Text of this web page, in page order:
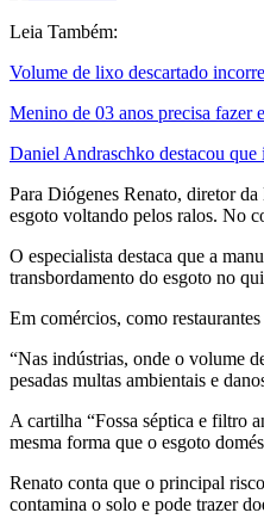
Leia Também:
Volume de lixo descartado
Menino de 03 anos precisa fazer
Daniel Andraschko destacou que
Para Diógenes Renato, diretor
esgoto voltando pelos ralos. No
O especialista destaca que a
transbordamento do esgoto no
Em comércios, como
“Nas indústrias, onde o volume
pesadas multas ambientais e
A cartilha “Fossa séptica e filtro
mesma forma que o esgoto
Renato conta que o principal
contamina o solo e pode trazer